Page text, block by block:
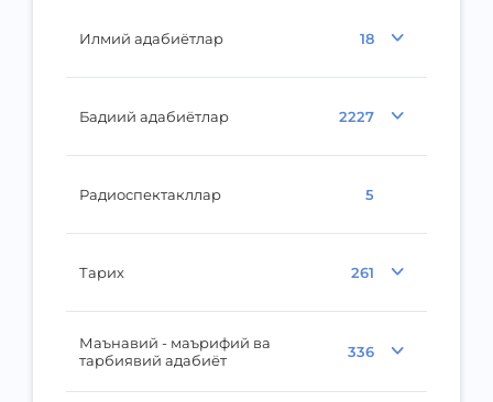
Илмий адабиётлар 18
Бадиий адабиётлар 2227
Радиоспектакллар 5
Тарих 261
Маънавий - маърифий ва
тарбиявий адабиёт
336